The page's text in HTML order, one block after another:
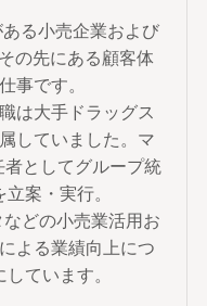
る小売企業および
の先にある顧客体
事です。
は大手ドラッグス
していました。マ
としてグループ統
案・実行。
どの小売業活用お
よる業績向上につ
ています。